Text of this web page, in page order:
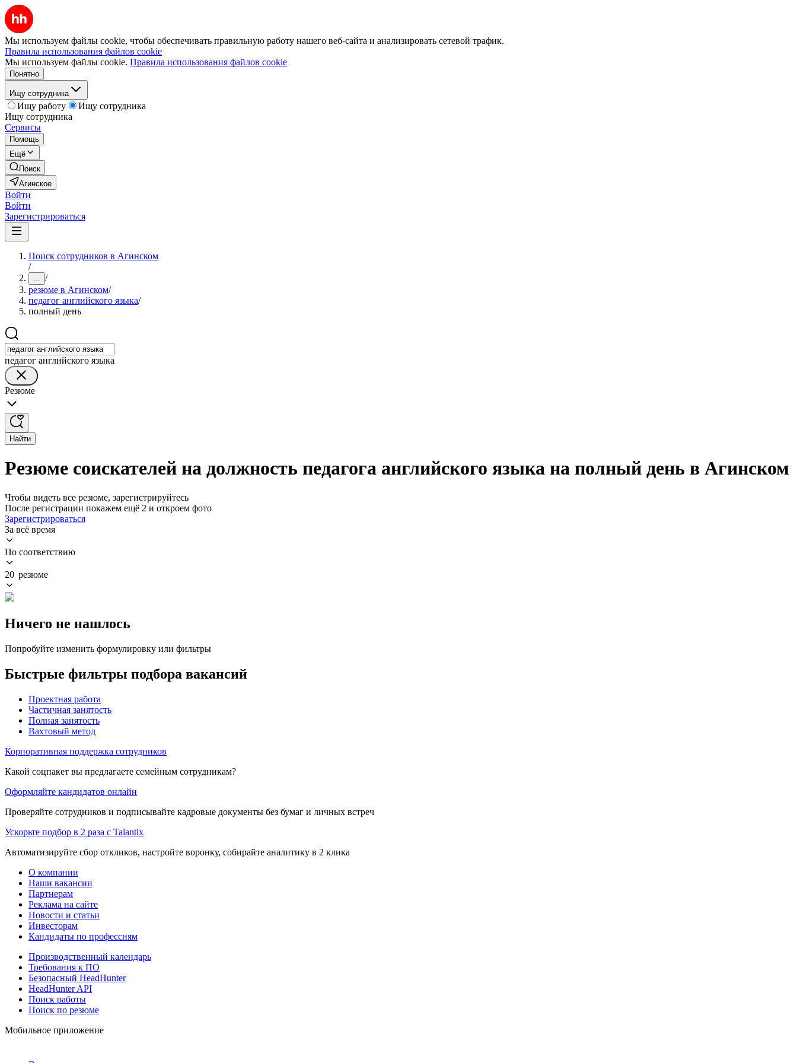
Мы используем файлы cookie, чтобы обеспечивать правильную работу нашего веб-сайта и анализировать сетевой трафик.
Правила использования файлов cookie
Мы используем файлы cookie. Правила использования файлов cookie
Понятно
Ищу сотрудника
Ищу работу
Ищу сотрудника
Ищу сотрудника
Сервисы
Помощь
Ещё
Поиск
Агинское
Войти
Войти
Зарегистрироваться
Поиск сотрудников в Агинском
/
... /
резюме в Агинском/
педагог английского языка/
полный день
педагог английского языка
Резюме
Найти
Резюме соискателей на должность педагога английского языка на полный день в Агинском
Чтобы видеть все резюме, зарегистрируйтесь
После регистрации покажем ещё 2 и откроем фото
Зарегистрироваться
За всё время
По соответствию
20 резюме
Ничего не нашлось
Попробуйте изменить формулировку или фильтры
Быстрые фильтры подбора вакансий
Проектная работа
Частичная занятость
Полная занятость
Вахтовый метод
Корпоративная поддержка сотрудников
Какой соцпакет вы предлагаете семейным сотрудникам?
Оформляйте кандидатов онлайн
Проверяйте сотрудников и подписывайте кадровые документы без бумаг и личных встреч
Ускорьте подбор в 2 раза с Talantix
Автоматизируйте сбор откликов, настройте воронку, собирайте аналитику в 2 клика
О компании
Наши вакансии
Партнерам
Реклама на сайте
Новости и статьи
Инвесторам
Кандидаты по профессиям
Производственный календарь
Требования к ПО
Безопасный HeadHunter
HeadHunter API
Поиск работы
Поиск по резюме
Мобильное приложение